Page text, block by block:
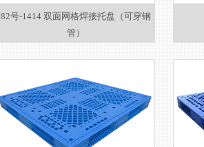
82号-1414 双面网格焊接托盘（可穿钢
管）